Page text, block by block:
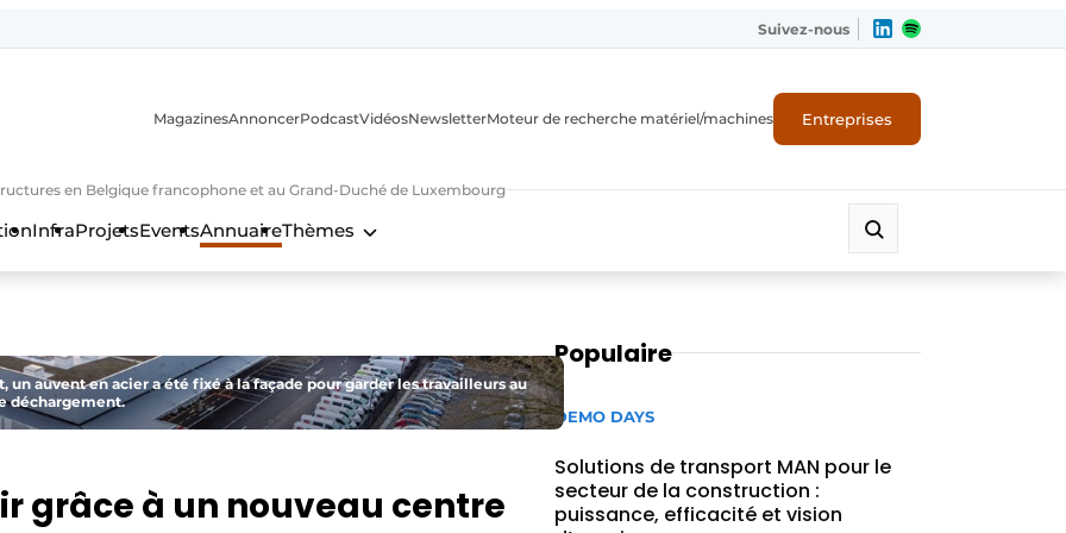
Suivez-nous
en Belgique francophone et au Grand-Duché de Luxembourg
MagazinesAnnoncerPodcastVidéosNewsletterMoteur de recherche matériel/machines Entreprises
InfraProjetsEventsAnnuaireThèmes
un auvent en acier a été fixé à la façade pour garder les travailleurs au
déchargement.
grâce à un nouveau centre
Populaire
DEMO DAYS
Solutions de transport MAN pour le
secteur de la construction :
puissance, efficacité et vision